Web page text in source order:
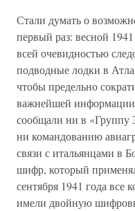
Стали думать о
первый раз: весной
всей очевидностью
подводные лодки в
чтобы предельно
важнейшей
сообщали ни в «Группу
ни командованию
связи с итальянцами в
шифр, который
сентября 1941 года все
имели двойную